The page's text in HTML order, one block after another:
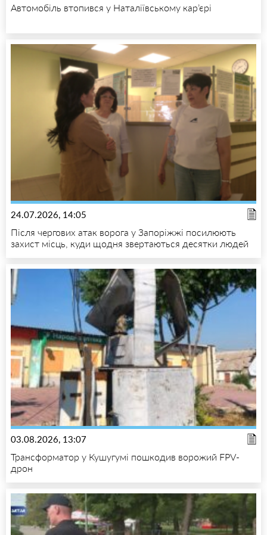
Автомобіль втопився у Наталіївському кар’єрі
24.07.2026, 14:05
Після чергових атак ворога у Запоріжжі посилюють
захист місць, куди щодня звертаються десятки людей
03.08.2026, 13:07
Трансформатор у Кушугумі пошкодив ворожий FPV-
дрон